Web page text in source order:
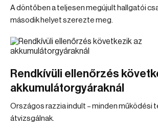
A döntőben a teljesen megújult hallgatói
második helyet szerezte meg.
Rendkívüli ellenőrzés
akkumulátorgyáraknál
Országos razzia indult – minden működési
átvizsgálnak.